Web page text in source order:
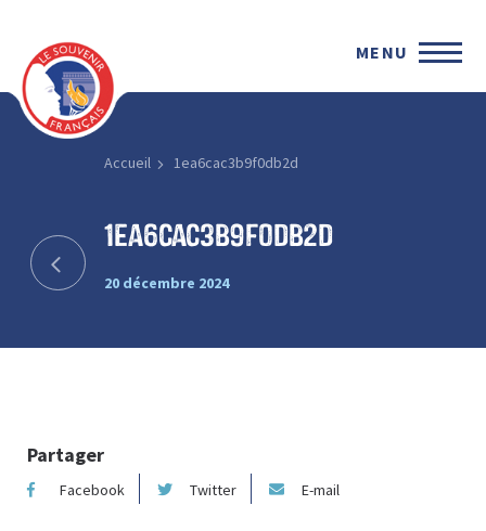
MENU
Accueil 1ea6cac3b9f0db2d
1ea6cac3b9f0db2d
20 décembre 2024
Partager
Facebook Twitter E-mail